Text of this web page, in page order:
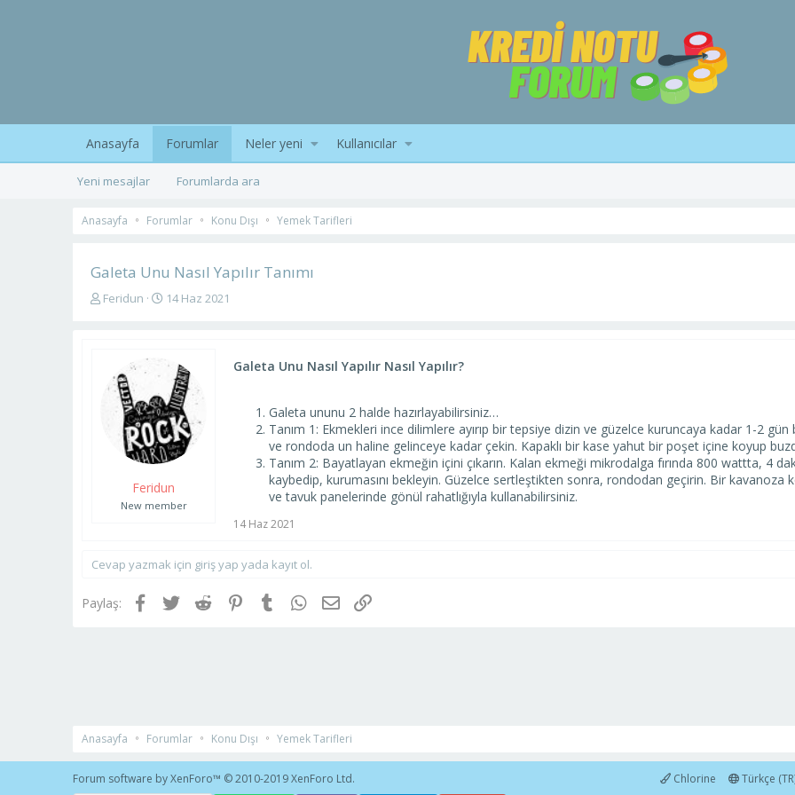
Anasayfa Forumlar Neler yeni Kullanıcılar
Yeni mesajlar Forumlarda ara
Anasayfa Forumlar Konu Dışı Yemek Tarifleri
Galeta Unu Nasıl Yapılır Tanımı
K
b
Feridun
B
g
ı
ç
t
a
i
h
14 Haz 2021
Feridun
New member
Galeta Unu Nasıl Yapılır Nasıl Yapılır?
Galeta ununu 2 halde hazırlayabilirsiniz…
Tanım 1: Ekmekleri ince dilimlere ayırıp bir tepsiye dizin ve güzelce kuruncaya kadar 1-2 gün
ve rondoda un haline gelinceye kadar çekin. Kapaklı bir kase yahut bir poşet içine koyup
Tanım 2: Bayatlayan ekmeğin içini çıkarın. Kalan ekmeği mikrodalga fırında 800 wattta, 4
kaybedip, kurumasını bekleyin. Güzelce sertleştikten sonra, rondodan geçirin. Bir kavanoza
ve tavuk panelerinde gönül rahatlığıyla kullanabilirsiniz.
14 Haz 2021
Cevap yazmak için giriş yap yada kayıt ol.
Paylaş: Facebook
TwitterReddit PinterestTumblrWhatsApp
E-postaLink
Anasayfa Forumlar Konu Dışı Yemek Tarifleri
Chlorine Türkçe
Forum software by XenForo™ © 2010-2019 XenForo Ltd.